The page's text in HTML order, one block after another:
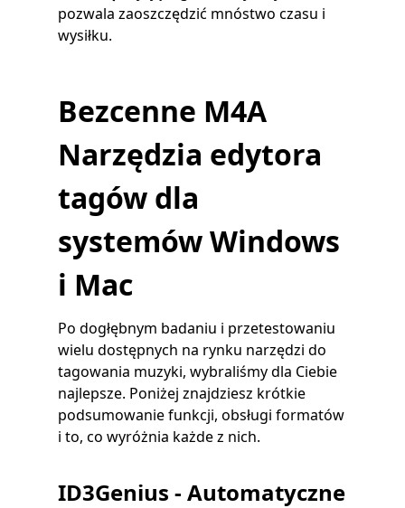
pozwala zaoszczędzić mnóstwo czasu i
wysiłku.
Bezcenne M4A
Narzędzia edytora
tagów dla
systemów Windows
i Mac
Po dogłębnym badaniu i przetestowaniu
wielu dostępnych na rynku narzędzi do
tagowania muzyki, wybraliśmy dla Ciebie
najlepsze. Poniżej znajdziesz krótkie
podsumowanie funkcji, obsługi formatów
i to, co wyróżnia każde z nich.
ID3Genius - Automatyczne